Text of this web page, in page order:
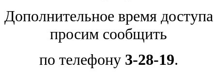
Дополнительное время доступа
просим сообщить
по телефону 3-28-19.